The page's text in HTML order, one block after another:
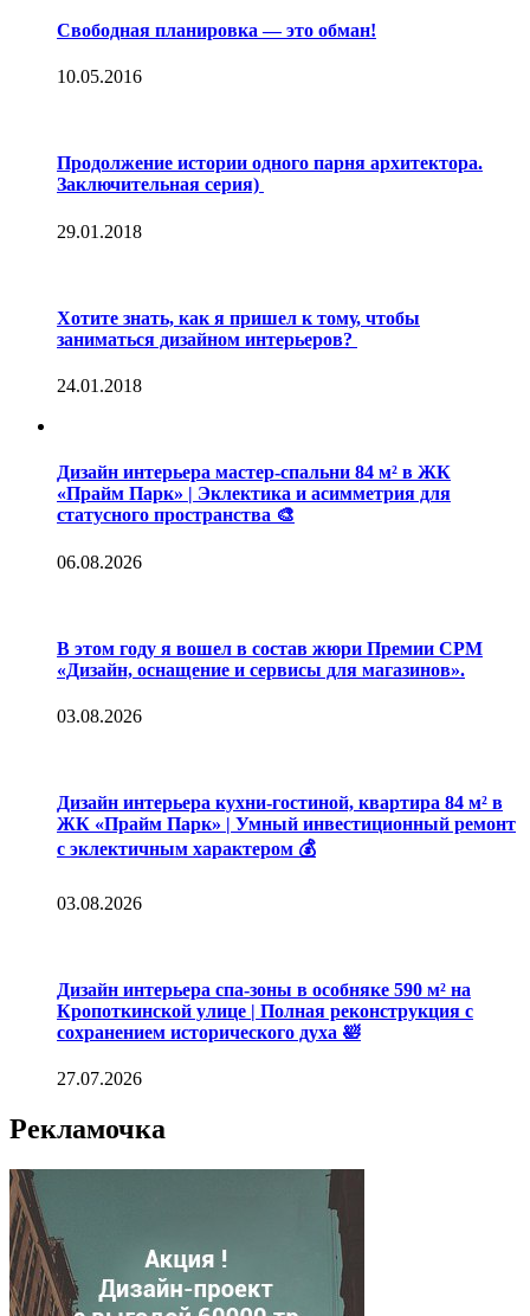
Свободная планировка — это обман!
10.05.2016
Продолжение истории одного парня архитектора.
Заключительная серия)
29.01.2018
Хотите знать, как я пришел к тому, чтобы
заниматься дизайном интерьеров?
24.01.2018
Дизайн интерьера мастер-спальни 84 м² в ЖК
«Прайм Парк» | Эклектика и асимметрия для
статусного пространства 🎨
06.08.2026
В этом году я вошел в состав жюри Премии CPM
«Дизайн, оснащение и сервисы для магазинов».
03.08.2026
Дизайн интерьера кухни-гостиной, квартира 84 м² в
ЖК «Прайм Парк» | Умный инвестиционный ремонт
с эклектичным характером 💰
03.08.2026
Дизайн интерьера спа-зоны в особняке 590 м² на
Кропоткинской улице | Полная реконструкция с
сохранением исторического духа 🛀
27.07.2026
Рекламочка